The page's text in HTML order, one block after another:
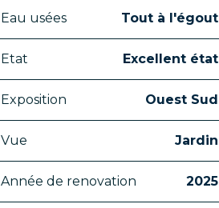
Eau usées Tout à l'égout
Etat Excellent état
Exposition Ouest Sud
Vue Jardin
Année de renovation 2025